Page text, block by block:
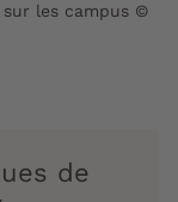
les campus ©
de